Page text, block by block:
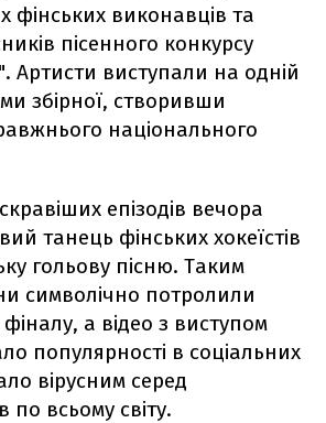
фінських виконавців та
пісенного конкурсу
Артисти виступали на одній
збірної, створивши
національного
епізодів вечора
танець фінських хокеїстів
гольову пісню. Таким
символічно потролили
а відео з виступом
популярності в соціальних
вірусним серед
по всьому світу.